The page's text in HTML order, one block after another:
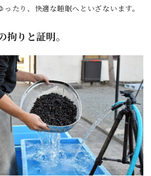
ったり、快適な睡眠へといざないます。
拘りと証明。